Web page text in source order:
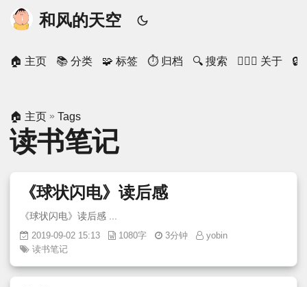
和风的天空
🏠 主页 📚 分类 🧩 标签 ⏱ 归档 🔍 搜索 🙋🏻‍♂️ 关于 🔒
🏠 主页 » Tags
读书笔记
《球状闪电》读后感
2019-09-02 15:13 1080字 3分钟
yobin
读书笔记